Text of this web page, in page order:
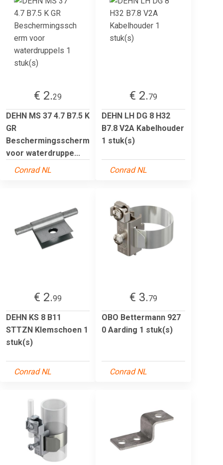
€ 2.29
DEHN MS 37 4.7 B7.5 K
GR
Beschermingsscherm
voor waterdruppe...
Conrad NL
€ 2.79
DEHN LH DG 8 H32
B7.8 V2A Kabelhouder
1 stuk(s)
Conrad NL
€ 2.99
DEHN KS 8 B11
STTZN Klemschoen 1
stuk(s)
Conrad NL
€ 3.79
OBO Bettermann 927
0 Aarding 1 stuk(s)
Conrad NL